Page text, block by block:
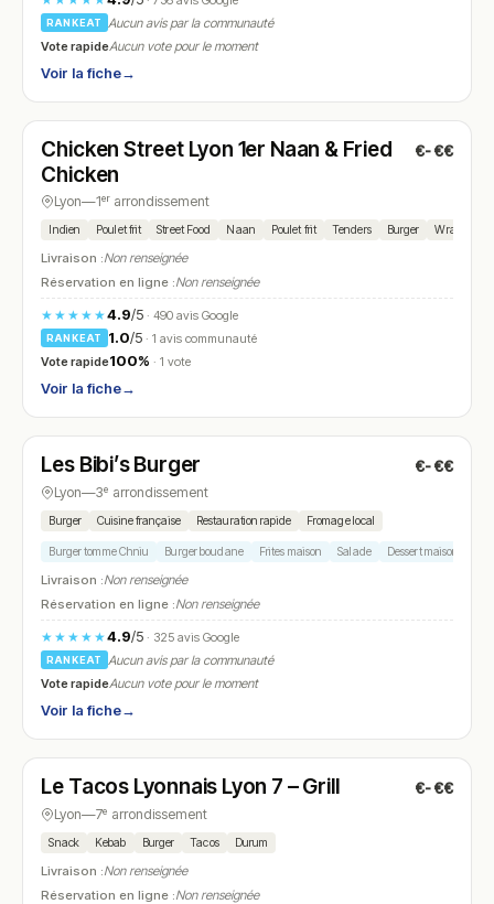
RANKEAT
Aucun avis par la communauté
Vote rapideAucun vote pour le moment
Voir la fiche→
N° 5
Chicken Street Lyon 1er Naan & Fried
Chicken
€-€€
Lyon—1ᵉʳ arrondissement
Indien Poulet frit Street Food Naan Poulet frit Tenders Burger Wrap
Livraison :Non renseignée
Réservation en ligne :Non renseignée
★★★★★4.9/5· 490 avis Google
RANKEAT 1.0/5 · 1 avis communauté
Vote rapide100% · 1 vote
Voir la fiche→
N° 6
Les Bibi’s Burger €-€€
Lyon—3ᵉ arrondissement
Burger Cuisine française Restauration rapide Fromage local
Burger tomme Chniu Burger boudane Frites maison Salade Dessert maison
Livraison :Non renseignée
Réservation en ligne :Non renseignée
★★★★★4.9/5· 325 avis Google
RANKEAT
Aucun avis par la communauté
Vote rapideAucun vote pour le moment
Voir la fiche→
N° 7
Le Tacos Lyonnais Lyon 7 – Grill €-€€
Lyon—7ᵉ arrondissement
Snack Kebab Burger Tacos Durum
Livraison :Non renseignée
Réservation en ligne :Non renseignée